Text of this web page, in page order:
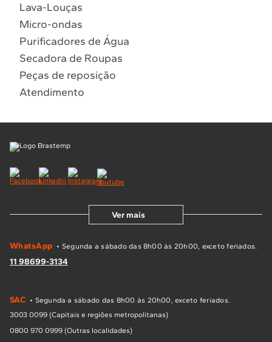
Lava-Louças
Micro-ondas
Purificadores de Água
Secadora de Roupas
Peças de reposição
Atendimento
Ver mais
WhatsApp • Segunda a sábado das 8h00 às 20h00, exceto feriados.
11 98699-3134
SAC • Segunda a sábado das 8h00 às 20h00, exceto feriados.
3003 0099 (Capitais e regiões metropolitanas)
0800 970 0999 (Outras localidades)